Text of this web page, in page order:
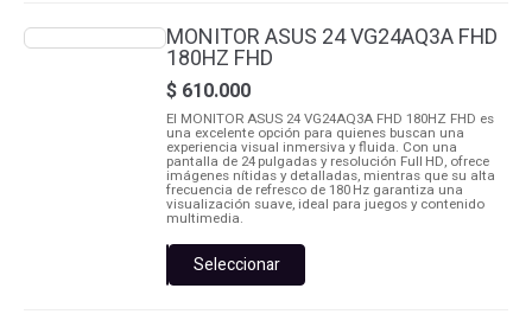
VP229HF
1080
100HZ
FHD
cantidad
MONITOR ASUS 24 VG24AQ3A FHD
180HZ FHD
$ 610.000
El MONITOR ASUS 24 VG24AQ3A FHD 180HZ FHD es
una excelente opción para quienes buscan una
experiencia visual inmersiva y fluida. Con una
pantalla de 24 pulgadas y resolución Full HD, ofrece
imágenes nítidas y detalladas, mientras que su alta
frecuencia de refresco de 180 Hz garantiza una
visualización suave, ideal para juegos y contenido
multimedia.
MONITOR
ASUS
Seleccionar